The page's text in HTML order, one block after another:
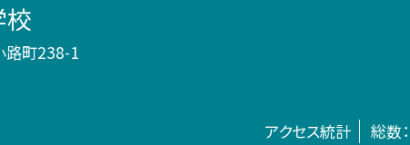
路町238-1
アクセス統計 総数：